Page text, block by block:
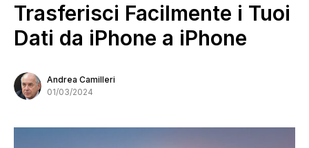
Trasferisci Facilmente i Tuoi
Dati da iPhone a iPhone
Andrea Camilleri
01/03/2024